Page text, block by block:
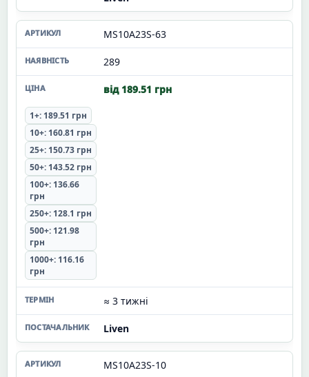
MS10A23S-63
289
від 189.51 грн
1+: 189.51 грн
10+: 160.81 грн
25+: 150.73 грн
50+: 143.52 грн
100+: 136.66
грн
250+: 128.1 грн
500+: 121.98
грн
1000+: 116.16
грн
≈ 3 тижні
Liven
MS10A23S-10